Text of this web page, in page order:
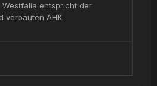
Westfalia entspricht der
verbauten AHK.